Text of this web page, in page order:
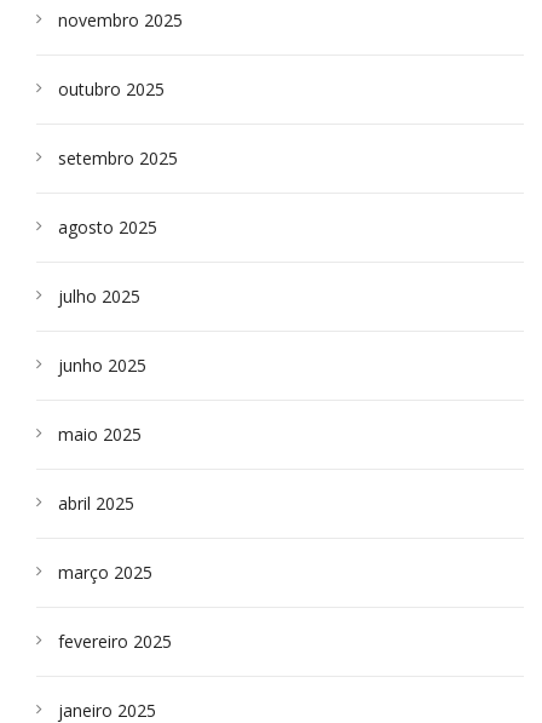
novembro 2025
outubro 2025
setembro 2025
agosto 2025
julho 2025
junho 2025
maio 2025
abril 2025
março 2025
fevereiro 2025
janeiro 2025